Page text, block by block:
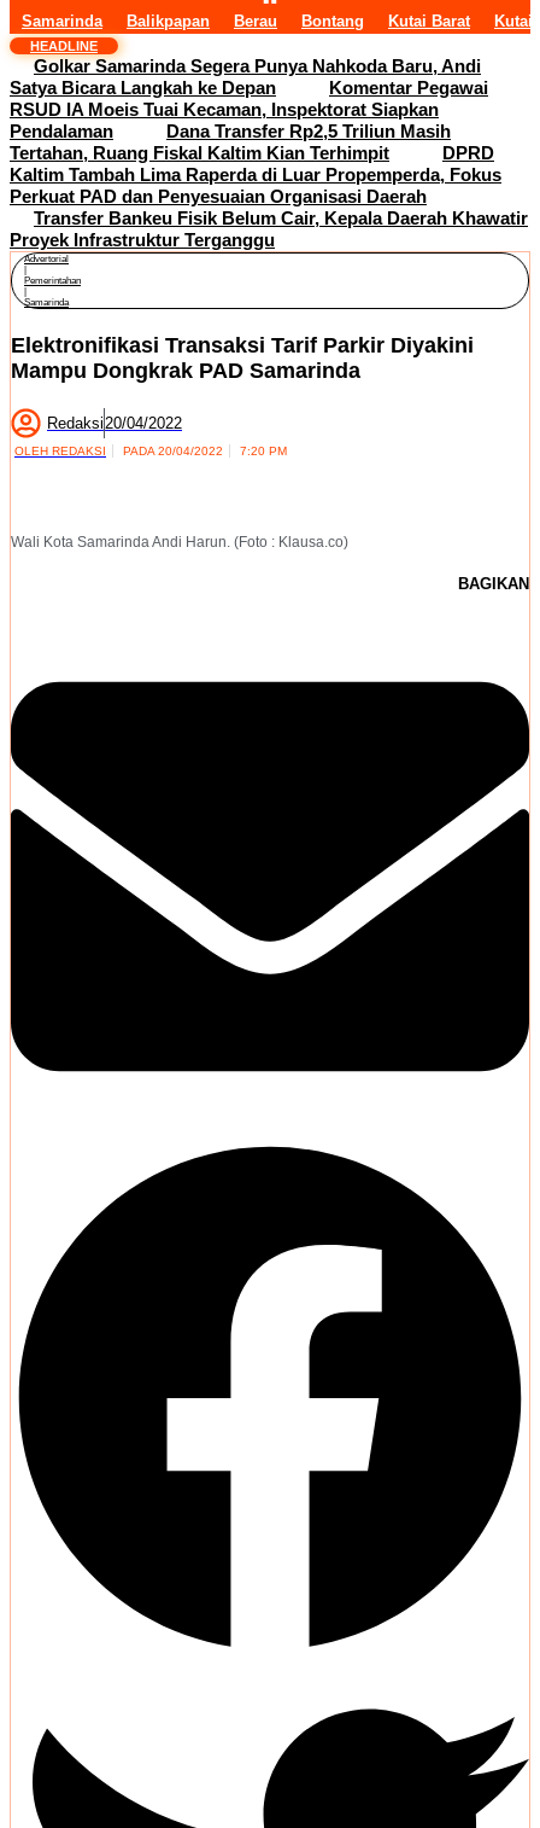
Samarinda Balikpapan Berau Bontang Kutai Barat Kutai
HEADLINE
Golkar Samarinda Segera Punya Nahkoda Baru, Andi
Satya Bicara Langkah ke Depan
Komentar Pegawai
RSUD IA Moeis Tuai Kecaman, Inspektorat Siapkan
Pendalaman
Dana Transfer Rp2,5 Triliun Masih
Tertahan, Ruang Fiskal Kaltim Kian Terhimpit
DPRD
Kaltim Tambah Lima Raperda di Luar Propemperda, Fokus
Perkuat PAD dan Penyesuaian Organisasi Daerah
Transfer Bankeu Fisik Belum Cair, Kepala Daerah Khawatir
Proyek Infrastruktur Terganggu
Advertorial
Pemerintahan
Samarinda
Elektronifikasi Transaksi Tarif Parkir Diyakini
Mampu Dongkrak PAD Samarinda
Redaksi 20/04/2022
OLEH REDAKSI PADA 20/04/2022 7:20 PM
Wali Kota Samarinda Andi Harun. (Foto : Klausa.co)
BAGIKAN